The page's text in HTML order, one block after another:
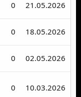
0 21.05.2026
0 18.05.2026
0 02.05.2026
0 10.03.2026